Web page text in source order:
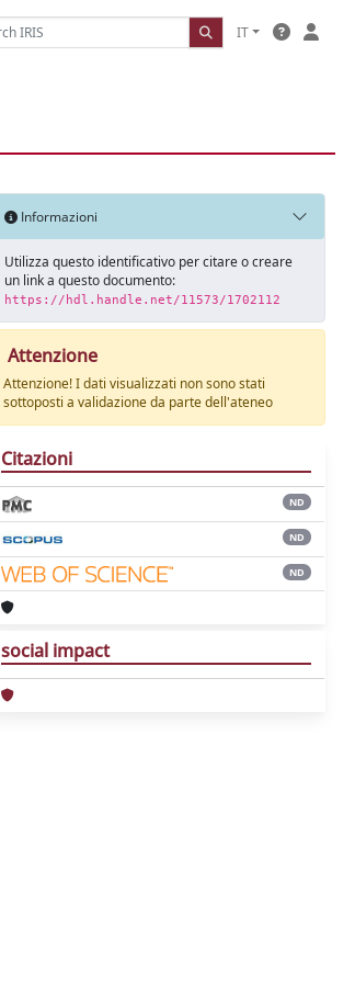
IT
Informazioni
Utilizza questo identificativo per citare o creare
un link a questo documento:
https://hdl.handle.net/11573/1702112
Attenzione
Attenzione! I dati visualizzati non sono stati
sottoposti a validazione da parte dell'ateneo
Citazioni
ND
ND
ND
social impact